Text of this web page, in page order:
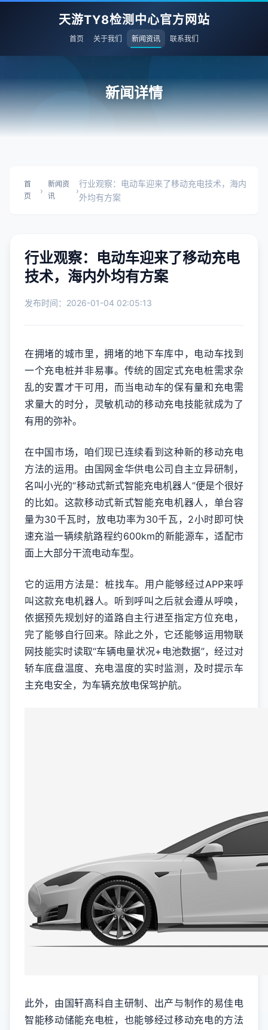
天游TY8检测中心官方网站
首页 关于我们 新闻资讯 联系我们
新闻详情
首
页
›
新闻资
讯
›
行业观察：电动车迎来了移动充电技术，海内
外均有方案
行业观察：电动车迎来了移动充电
技术，海内外均有方案
发布时间：2026-01-04 02:05:13
在拥堵的城市里，拥堵的地下车库中，电动车找到
一个充电桩并非易事。传统的固定式充电桩需求杂
乱的安置才干可用，而当电动车的保有量和充电需
求量大的时分，灵敏机动的移动充电技能就成为了
有用的弥补。
在中国市场，咱们现已连续看到这种新的移动充电
方法的运用。由国网金华供电公司自主立异研制，
名叫小光的“移动式新式智能充电机器人”便是个很好
的比如。这款移动式新式智能充电机器人，单台容
量为30千瓦时，放电功率为30千瓦，2小时即可快
速充溢一辆续航路程约600km的新能源车，适配市
面上大部分干流电动车型。
它的运用方法是：桩找车。用户能够经过APP来呼
叫这款充电机器人。听到呼叫之后就会遵从呼唤，
依据预先规划好的道路自主行进至指定方位充电，
完了能够自行回来。除此之外，它还能够运用物联
网技能实时读取“车辆电量状况+电池数据”，经过对
轿车底盘温度、充电温度的实时监测，及时提示车
主充电安全，为车辆充放电保驾护航。
此外，由国轩高科自主研制、出产与制作的易佳电
智能移动储能充电桩，也能够经过移动充电的方法